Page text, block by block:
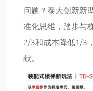
问题？泰大创新新
准化思维，踏步与
2/3和成本降低1/3
献。